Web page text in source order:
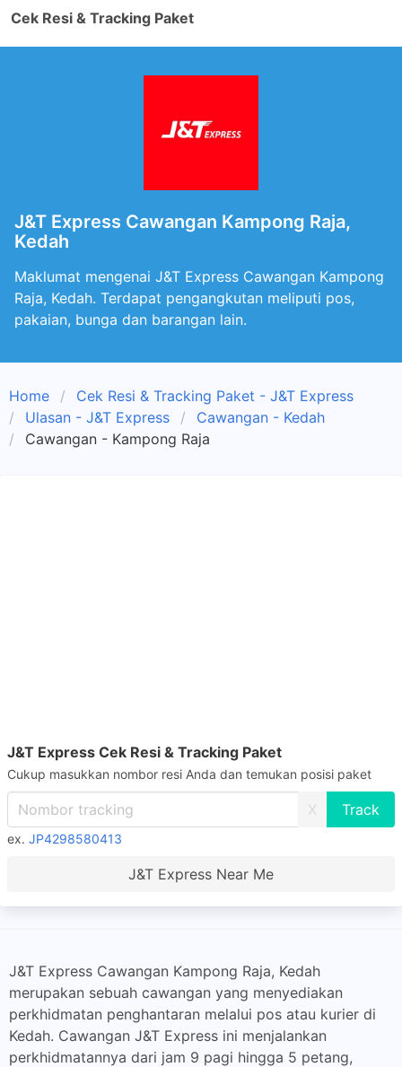
Cek Resi & Tracking Paket
J&T Express Cawangan Kampong Raja,
Kedah
Maklumat mengenai J&T Express Cawangan Kampong
Raja, Kedah. Terdapat pengangkutan meliputi pos,
pakaian, bunga dan barangan lain.
Home
Cek Resi & Tracking Paket - J&T Express
Ulasan - J&T Express
Cawangan - Kedah
Cawangan - Kampong Raja
J&T Express Cek Resi & Tracking Paket
Cukup masukkan nombor resi Anda dan temukan posisi paket
X
ex. JP4298580413
J&T Express Near Me
J&T Express Cawangan Kampong Raja, Kedah
merupakan sebuah cawangan yang menyediakan
perkhidmatan penghantaran melalui pos atau kurier di
Kedah. Cawangan J&T Express ini menjalankan
perkhidmatannya dari jam 9 pagi hingga 5 petang,